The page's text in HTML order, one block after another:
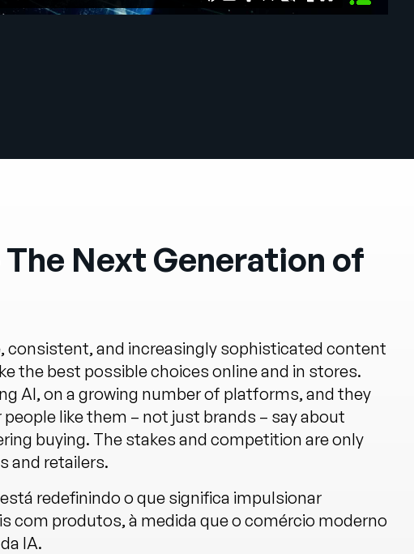
Next Generation of
consistent, and increasingly sophisticated content
the best possible choices online and in stores.
AI, on a growing number of platforms, and they
like them – not just brands – say about
buying. The stakes and competition are only
and retailers.
redefinindo o que significa impulsionar
com produtos, à medida que o comércio moderno
IA.